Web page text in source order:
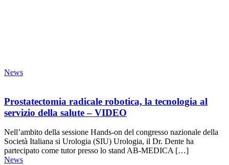
News
Prostatectomia radicale robotica, la tecnologia al
servizio della salute – VIDEO
Nell’ambito della sessione Hands-on del congresso nazionale della
Società Italiana si Urologia (SIU) Urologia, il Dr. Dente ha
partecipato come tutor presso lo stand AB-MEDICA […]
News